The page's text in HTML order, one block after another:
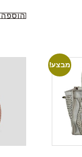
מבצע!